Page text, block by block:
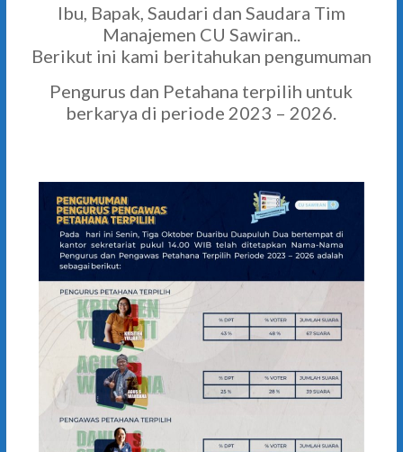
Ibu, Bapak, Saudari dan Saudara Tim
Manajemen CU Sawiran..
Berikut ini kami beritahukan pengumuman
Pengurus dan Petahana terpilih untuk
berkarya di periode 2023 – 2026.